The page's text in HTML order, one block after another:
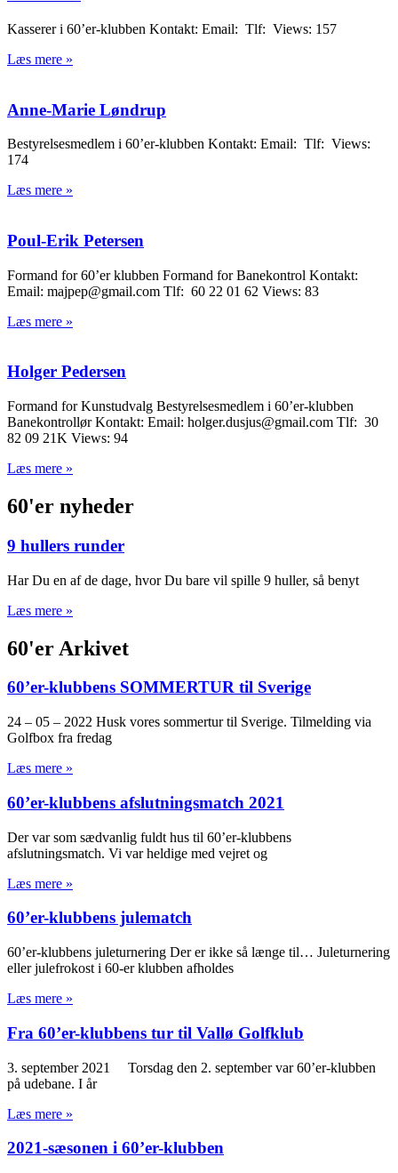
Kasserer i 60’er-klubben Kontakt: Email: Tlf: Views: 157
Læs mere »
Anne-Marie Løndrup
Bestyrelsesmedlem i 60’er-klubben Kontakt: Email: Tlf: Views:
174
Læs mere »
Poul-Erik Petersen
Formand for 60’er klubben Formand for Banekontrol Kontakt:
Email: majpep@gmail.com Tlf: 60 22 01 62 Views: 83
Læs mere »
Holger Pedersen
Formand for Kunstudvalg Bestyrelsesmedlem i 60’er-klubben
Banekontrollør Kontakt: Email: holger.dusjus@gmail.com Tlf: 30
82 09 21K Views: 94
Læs mere »
60'er nyheder
9 hullers runder
Har Du en af de dage, hvor Du bare vil spille 9 huller, så benyt
Læs mere »
60'er Arkivet
60’er-klubbens SOMMERTUR til Sverige
24 – 05 – 2022 Husk vores sommertur til Sverige. Tilmelding via
Golfbox fra fredag
Læs mere »
60’er-klubbens afslutningsmatch 2021
Der var som sædvanlig fuldt hus til 60’er-klubbens
afslutningsmatch. Vi var heldige med vejret og
Læs mere »
60’er-klubbens julematch
60’er-klubbens juleturnering Der er ikke så længe til… Juleturnering
eller julefrokost i 60-er klubben afholdes
Læs mere »
Fra 60’er-klubbens tur til Vallø Golfklub
3. september 2021 Torsdag den 2. september var 60’er-klubben
på udebane. I år
Læs mere »
2021-sæsonen i 60’er-klubben